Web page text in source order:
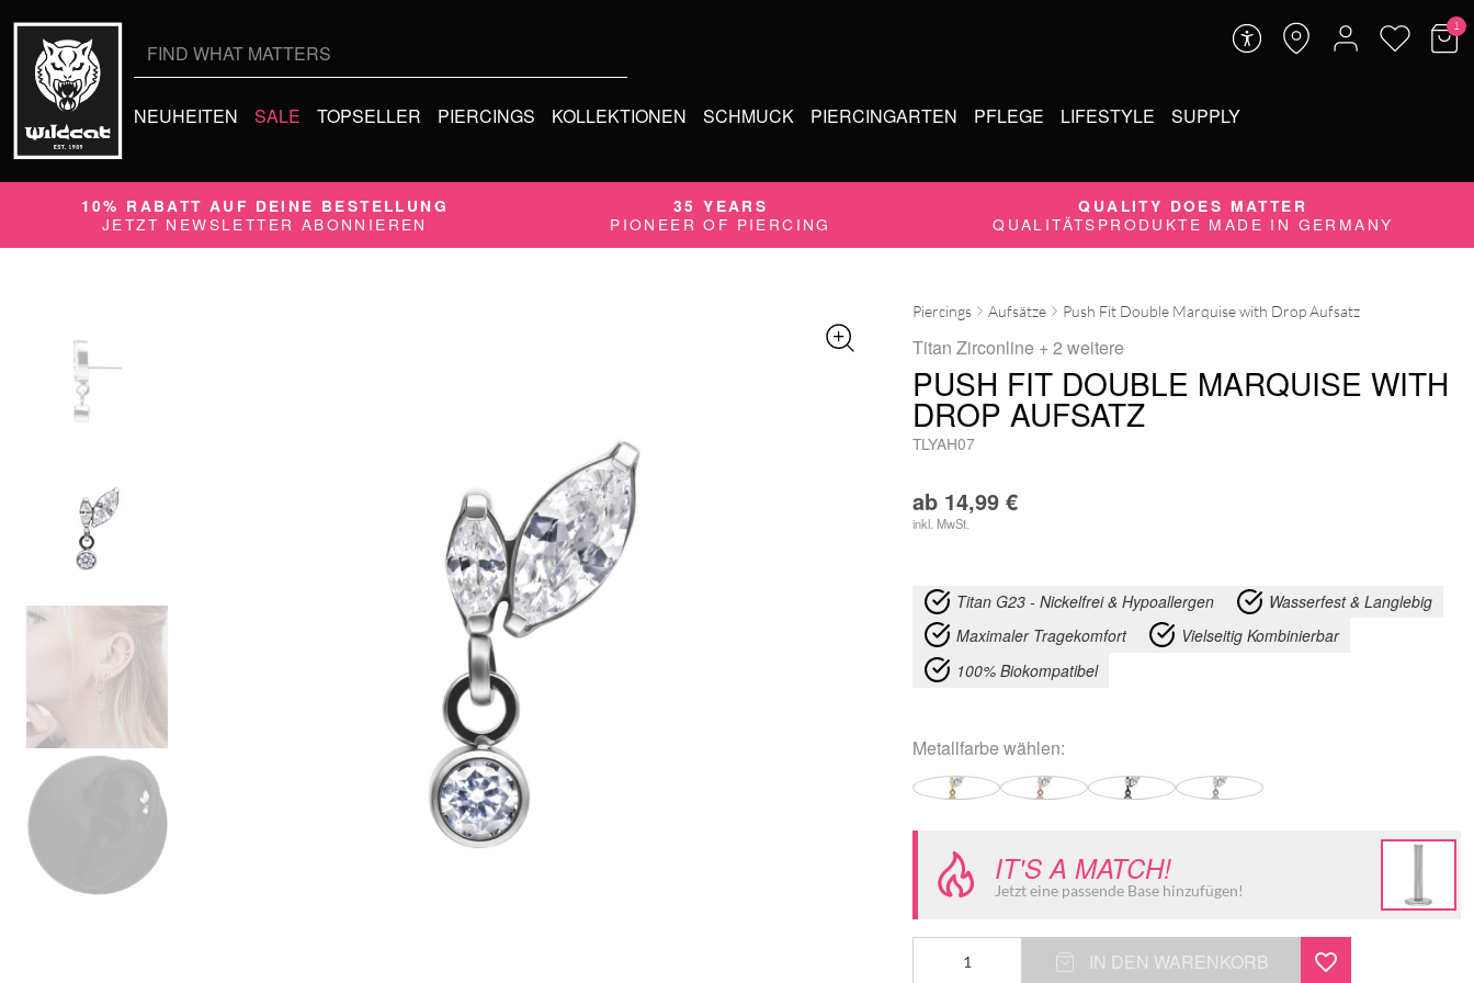
1
NEUHEITEN SALE TOPSELLER PIERCINGS KOLLEKTIONEN SCHMUCK PIERCINGARTEN PFLEGE LIFESTYLE SUPPLY
10% RABATT AUF DEINE BESTELLUNG
JETZT NEWSLETTER ABONNIEREN
35 YEARS
PIONEER OF PIERCING
QUALITY DOES MATTER
QUALITÄTSPRODUKTE MADE IN GERMANY
Piercings Aufsätze Push Fit Double Marquise with Drop Aufsatz
Titan Zirconline + 2 weitere
PUSH FIT DOUBLE MARQUISE WITH
DROP AUFSATZ
TLYAH07
ab 14,99 €
inkl. MwSt.
Titan G23 - Nickelfrei & Hypoallergen
Wasserfest & Langlebig
Maximaler Tragekomfort
Vielseitig Kombinierbar
100% Biokompatibel
Metallfarbe wählen:
IT'S A MATCH!
Jetzt eine passende Base hinzufügen!
IN DEN WARENKORB